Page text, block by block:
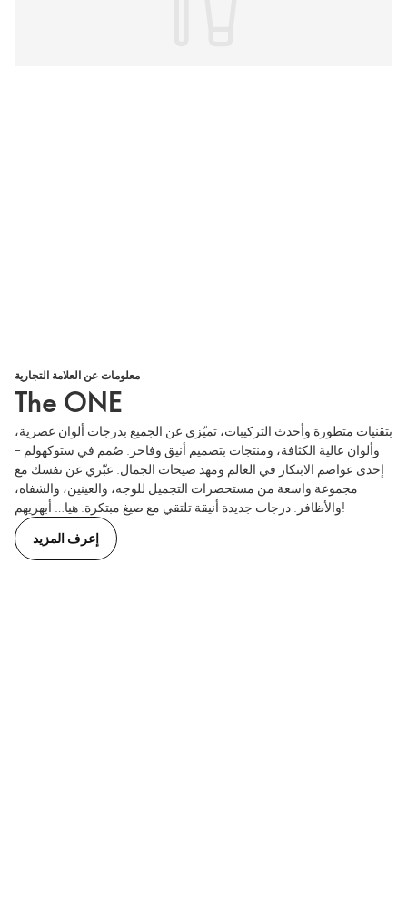
معلومات عن العلامة التجارية
The ONE
بتقنيات متطورة وأحدث التركيبات، تميّزي عن الجميع بدرجات ألوان عصرية،
وألوان عالية الكثافة، ومنتجات بتصميم أنيق وفاخر. صُمم في ستوكهولم –
إحدى عواصم الابتكار في العالم ومهد صيحات الجمال. عبّري عن نفسك مع
مجموعة واسعة من مستحضرات التجميل للوجه، والعينين، والشفاه،
والأظافر. درجات جديدة أنيقة تلتقي مع صيغ مبتكرة. هيا… أبهريهم!
إعرف المزيد